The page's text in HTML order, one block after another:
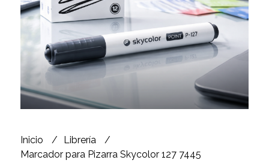
Inicio
Librería
Marcador para Pizarra Skycolor 127 7445